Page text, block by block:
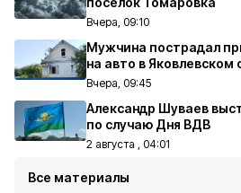
Вчера, 09:10
Мужчина пострадал
на авто в Яковлевском
Вчера, 09:45
Александр Шуваев
по случаю Дня ВДВ
2 августа , 04:01
Все материалы